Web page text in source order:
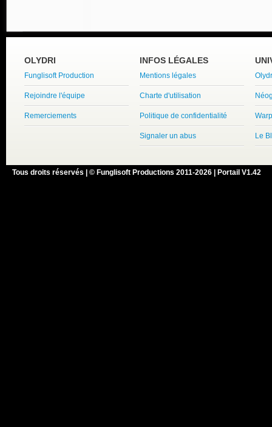
OLYDRI
Funglisoft Production
Rejoindre l'équipe
Remerciements
INFOS LÉGALES
Mentions légales
Charte d'utilisation
Politique de confidentialité
Signaler un abus Le
Tous droits réservés | © Funglisoft Productions 2011-2026 | Portail V1.42